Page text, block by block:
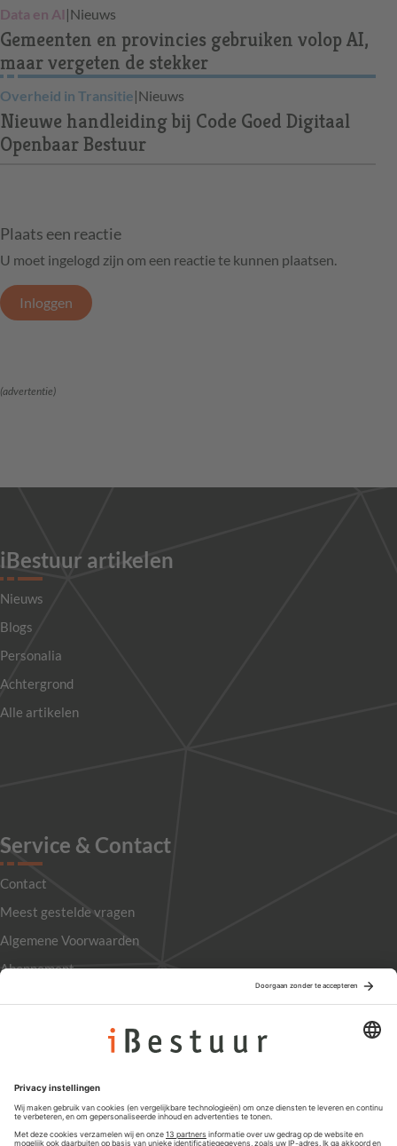
Data en AI |Nieuws
Gemeenten en provincies gebruiken volop AI,
maar vergeten de stekker
Overheid in Transitie|Nieuws
Nieuwe handleiding bij Code Goed Digitaal
Openbaar Bestuur
Plaats een reactie
U moet ingelogd zijn om een reactie te kunnen plaatsen.
Inloggen
(advertentie)
iBestuur artikelen
Nieuws
Blogs
Personalia
Achtergrond
Alle artikelen
Service & Contact
Contact
Meest gestelde vragen
Algemene Voorwaarden
Abonnement
Privacyinstellingen